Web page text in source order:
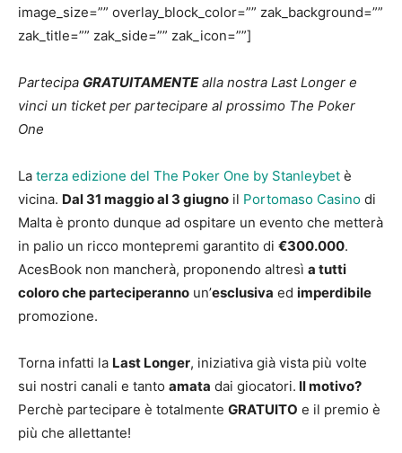
image_size=”” overlay_block_color=”” zak_background=””
zak_title=”” zak_side=”” zak_icon=””]
Partecipa GRATUITAMENTEalla nostra Last Longer e
vinci un ticket per partecipare al prossimo The Poker
One
La terza edizione del The Poker One by Stanleybet è
vicina. Dal 31 maggio al 3 giugno il Portomaso Casino di
Malta è pronto dunque ad ospitare un evento che metterà
in palio un ricco montepremi garantito di €300.000.
AcesBook non mancherà, proponendo altresì a tutti
coloro che parteciperanno un’esclusiva ed imperdibile
promozione.
Torna infatti la Last Longer, iniziativa già vista più volte
sui nostri canali e tanto amata dai giocatori. Il motivo?
Perchè partecipare è totalmente GRATUITO e il premio è
più che allettante!